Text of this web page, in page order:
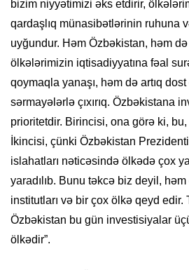
bizim niyyətimizi əks etdirir,
qardaşlıq münasibətlərinin ruhuna
uyğundur. Həm Özbəkistan, həm
ölkələrimizin iqtisadiyyatına fəal
qoymaqla yanaşı, həm də artıq
sərmayələrlə çıxırıq. Özbəkistana
prioritetdir. Birincisi, ona görə ki,
İkincisi, çünki Özbəkistan
islahatları nəticəsində ölkədə çox
yaradılıb. Bunu təkcə biz deyil, həm
institutları və bir çox ölkə qeyd edir.
Özbəkistan bu gün investisiyalar
ölkədir”.